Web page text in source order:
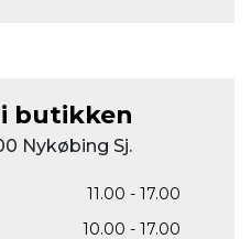
i butikken
Nykøbing Sj.
11.00 - 17.00
10.00 - 17.00